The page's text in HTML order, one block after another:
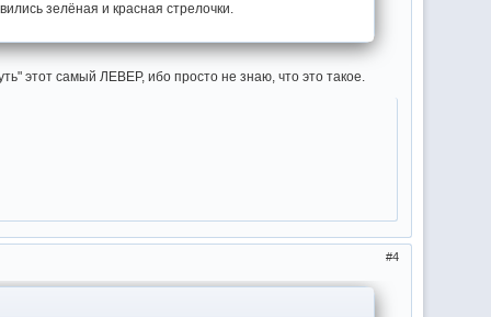
зелёная и красная стрелочки.
этот самый ЛЕВЕР, ибо просто не знаю, что это такое.
4